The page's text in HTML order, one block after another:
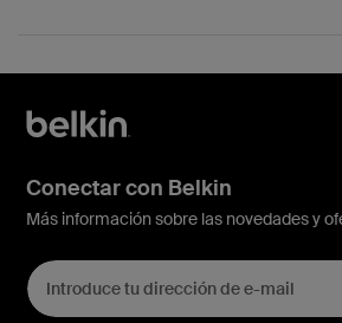
Conectar con Belkin
Más información sobre las novedades y